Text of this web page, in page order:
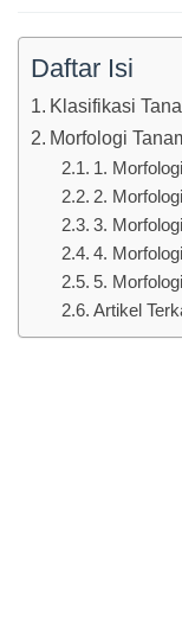
Daftar Isi
Klasifikasi
Morfologi
1.
2.
3.
4.
5.
Artikel